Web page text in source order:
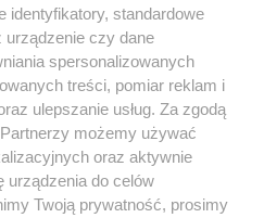
regulamin korzystania z portali
Skontakuj sięz nami
Kontakt
Wydawca
Redakcja
identyfikatory, standardowe
urządzenie czy dane
spersonalizowanych
treści, pomiar reklam i
ulepszanie usług. Za zgodą
możemy używać
oraz aktywnie
urządzenia do celów
Twoją prywatność, prosimy